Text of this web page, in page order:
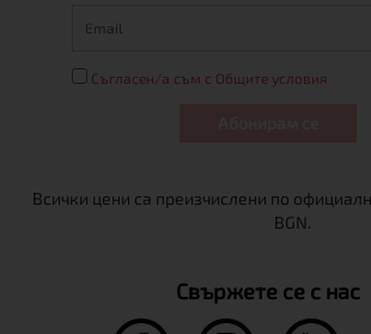
Съгласен/а съм с Общите условия
Свържете се с нас